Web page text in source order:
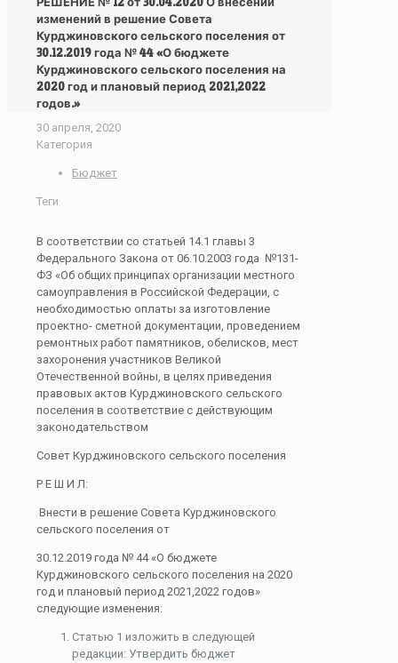
изменений в решение Совета
Курджиновского сельского поселения от
30.12.2019 года № 44 «О бюджете
Курджиновского сельского поселения на
2020 год и плановый период 2021,2022
годов.»
30 апреля, 2020
Категория
Бюджет
Теги
В соответствии со статьей 14.1 главы 3
Федерального Закона от 06.10.2003 года №131-
ФЗ «Об общих принципах организации местного
самоуправления в Российской Федерации, с
необходимостью оплаты за изготовление
проектно- сметной документации, проведением
ремонтных работ памятников, обелисков, мест
захоронения участников Великой
Отечественной войны, в целях приведения
правовых актов Курджиновского сельского
поселения в соответствие с действующим
законодательством
Совет Курджиновского сельского поселения
Р Е Ш И Л:
Внести в решение Совета Курджиновского
сельского поселения от
30.12.2019 года № 44 «О бюджете
Курджиновского сельского поселения на 2020
год и плановый период 2021,2022 годов»
следующие изменения:
Статью 1 изложить в следующей
редакции: Утвердить бюджет